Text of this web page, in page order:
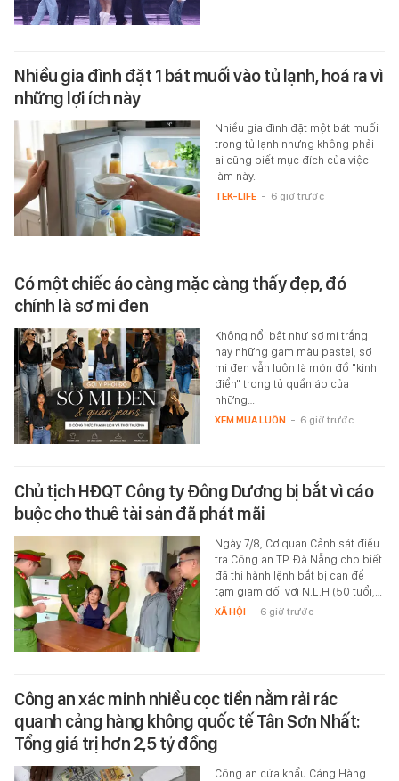
Nhiều gia đình đặt 1 bát muối vào tủ lạnh, hoá ra vì
những lợi ích này
Nhiều gia đình đặt một bát muối
trong tủ lạnh nhưng không phải
ai cũng biết mục đích của việc
làm này.
TEK-LIFE - 6 giờ trước
Có một chiếc áo càng mặc càng thấy đẹp, đó
chính là sơ mi đen
Không nổi bật như sơ mi trắng
hay những gam màu pastel, sơ
mi đen vẫn luôn là món đồ "kinh
điển" trong tủ quần áo của
những…
XEM MUA LUÔN - 6 giờ trước
Chủ tịch HĐQT Công ty Đông Dương bị bắt vì cáo
buộc cho thuê tài sản đã phát mãi
Ngày 7/8, Cơ quan Cảnh sát điều
tra Công an TP. Đà Nẵng cho biết
đã thi hành lệnh bắt bị can để
tạm giam đối với N.L.H (50 tuổi,…
XÃ HỘI - 6 giờ trước
Công an xác minh nhiều cọc tiền nằm rải rác
quanh cảng hàng không quốc tế Tân Sơn Nhất:
Tổng giá trị hơn 2,5 tỷ đồng
Công an cửa khẩu Cảng Hàng